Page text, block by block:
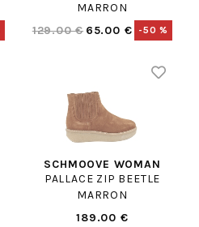
MARRON
129.00 € 65.00 € -50 %
SCHMOOVE WOMAN
PALLACE ZIP BEETLE
MARRON
189.00 €